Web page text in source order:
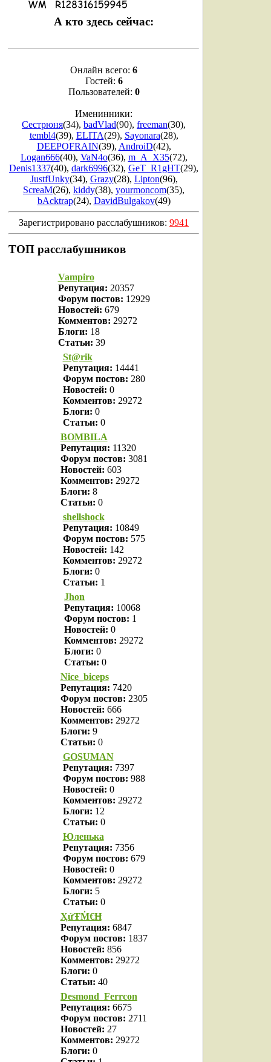
А кто здесь сейчас:
Онлайн всего: 6
Гостей: 6
Пользователей: 0
Именинники:
Сестрюня(34), badVlad(90), freeman(30),
tembl4(39), ELITA(29), Sayonara(28),
DEEPOFRAIN(39), AndroiD(42),
Logan666(40), VaN4o(36), m_A_X35(72),
Denis1337(40), dark6996(32), GeT_R1gHT(29),
JustfUnky(34), Grazy(28), Lipton(96),
ScreaM(26), kiddy(38), yourmoncom(35),
bAcktrap(24), DavidBulgakov(49)
Зарегистрировано расслабушников: 9941
ТОП расслабушников
Vampiro
Репутация: 20357
Форум постов: 12929
Новостей: 679
Комментов: 29272
Блоги: 18
Статьи: 39
St@rik
Репутация: 14441
Форум постов: 280
Новостей: 0
Комментов: 29272
Блоги: 0
Статьи: 0
BOMBILA
Репутация: 11320
Форум постов: 3081
Новостей: 603
Комментов: 29272
Блоги: 8
Статьи: 0
shellshock
Репутация: 10849
Форум постов: 575
Новостей: 142
Комментов: 29272
Блоги: 0
Статьи: 1
Jhon
Репутация: 10068
Форум постов: 1
Новостей: 0
Комментов: 29272
Блоги: 0
Статьи: 0
Nice_biceps
Репутация: 7420
Форум постов: 2305
Новостей: 666
Комментов: 29272
Блоги: 9
Статьи: 0
GOSUMAN
Репутация: 7397
Форум постов: 988
Новостей: 0
Комментов: 29272
Блоги: 12
Статьи: 0
Юленька
Репутация: 7356
Форум постов: 679
Новостей: 0
Комментов: 29272
Блоги: 5
Статьи: 0
ҲửŦṀ€Ħ
Репутация: 6847
Форум постов: 1837
Новостей: 856
Комментов: 29272
Блоги: 0
Статьи: 40
Desmond_Ferrcon
Репутация: 6675
Форум постов: 2711
Новостей: 27
Комментов: 29272
Блоги: 0